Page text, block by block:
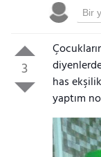
3
has
yaptım